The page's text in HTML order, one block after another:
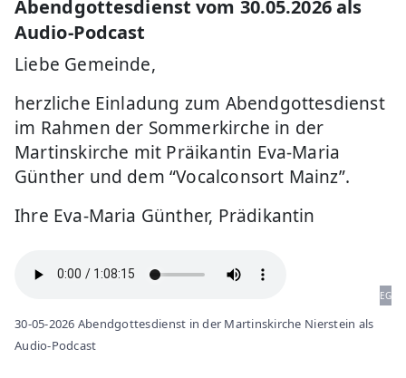
Abendgottesdienst vom 30.05.2026 als
Audio-Podcast
Liebe Gemeinde,
herzliche Einladung zum Abendgottesdienst
im Rahmen der Sommerkirche in der
Martinskirche mit Präikantin Eva-Maria
Günther und dem “Vocalconsort Mainz”.
Ihre Eva-Maria Günther, Prädikantin
EG
30-05-2026 Abendgottesdienst in der Martinskirche Nierstein als
Audio-Podcast